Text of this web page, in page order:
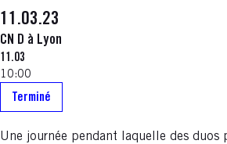
11.03.23
CN D à Lyon
11.03
10:00
Terminé
Une journée pendant laquelle des duos